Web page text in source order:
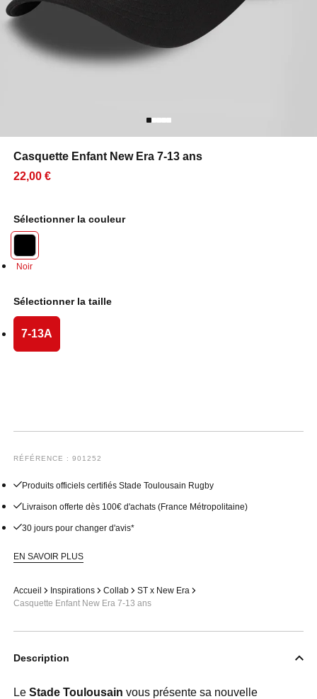
Casquette Enfant New Era 7-13 ans
22,00 €
Sélectionner la couleur
Noir
Sélectionner la taille
7-13A
RÉFÉRENCE : 901252
Produits officiels certifiés Stade Toulousain Rugby
Livraison offerte dès 100€ d'achats (France Métropolitaine)
30 jours pour changer d'avis*
EN SAVOIR PLUS
Accueil Inspirations Collab
ST x New Era
Casquette Enfant New Era 7-13 ans
Description
Le Stade Toulousain vous présente sa nouvelle